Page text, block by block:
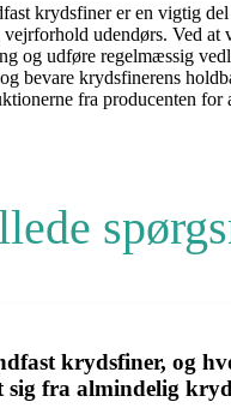
krydsfiner er en vigtig del
udendørs. Ved at
og udføre regelmæssig
bevare krydsfinerens
fra producenten for
krydsfiner, og
sig fra almindelig